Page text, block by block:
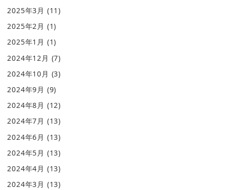
2025年3月 (11)
2025年2月 (1)
2025年1月 (1)
2024年12月 (7)
2024年10月 (3)
2024年9月 (9)
2024年8月 (12)
2024年7月 (13)
2024年6月 (13)
2024年5月 (13)
2024年4月 (13)
2024年3月 (13)